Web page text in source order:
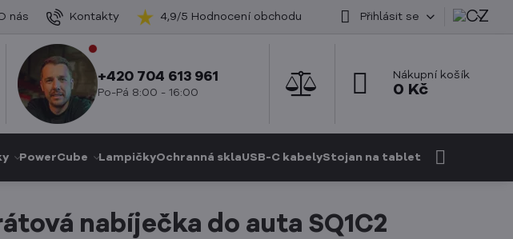
nás Kontakty 4,9/5 Hodnocení obchodu Přihlásit se
+420 704 613 961
Po-Pá 8:00 - 16:00
Nákupní košík
0 Kč
PowerCube LampičkyOchranná sklaUSB-C kabelyStojan na tablet
nabíječka do auta SQ1C2